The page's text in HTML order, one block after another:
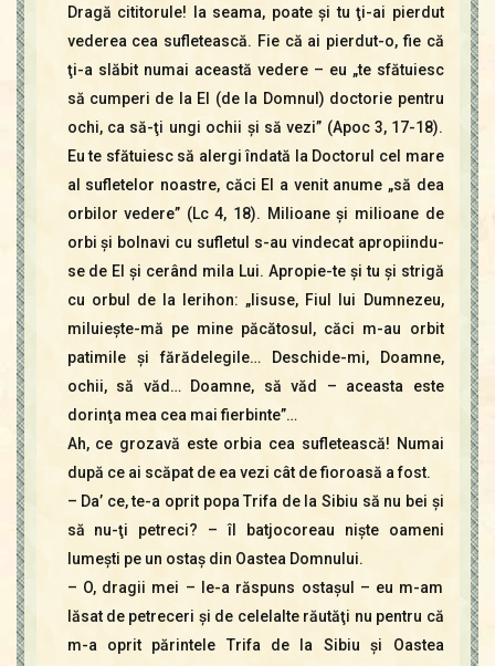
Dragă cititorule! Ia seama, poate şi tu ţi-ai pierdut
vederea cea sufletească. Fie că ai pierdut-o, fie că
ţi-a slăbit numai această vedere – eu „te sfătuiesc
să cumperi de la El (de la Domnul) doctorie pentru
ochi, ca să-ţi ungi ochii şi să vezi” (Apoc 3, 17-18).
Eu te sfătuiesc să alergi îndată la Doctorul cel mare
al sufletelor noastre, căci El a venit anume „să dea
orbilor vedere” (Lc 4, 18). Milioane şi milioane de
orbi şi bolnavi cu sufletul s-au vindecat apropiindu-
se de El şi cerând mila Lui. Apropie-te şi tu şi strigă
cu orbul de la Ierihon: „Iisuse, Fiul lui Dumnezeu,
miluieşte-mă pe mine păcătosul, căci m-au orbit
patimile şi fărădelegile… Deschide-mi, Doamne,
ochii, să văd… Doamne, să văd – aceasta este
dorinţa mea cea mai fierbinte”…
Ah, ce grozavă este orbia cea sufletească! Numai
după ce ai scăpat de ea vezi cât de fioroasă a fost.
– Da’ ce, te-a oprit popa Trifa de la Sibiu să nu bei şi
să nu-ţi petreci? – îl batjocoreau nişte oameni
lumeşti pe un ostaş din Oastea Domnului.
– O, dragii mei – le-a răspuns ostaşul – eu m-am
lăsat de petreceri şi de celelalte răutăţi nu pentru că
m-a oprit părintele Trifa de la Sibiu şi Oastea